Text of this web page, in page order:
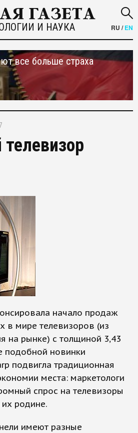
И НАУКА RU /EN
все больше страха
начало продаж
в мире телевизоров (из
на рынке) с толщиной 3,43
подобной новинки
подвигла традиционная
места: маркетологи
спрос на телевизоры
родине.
имеют разные